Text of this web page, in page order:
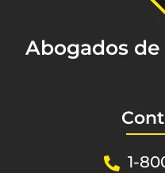
Abogados
1-